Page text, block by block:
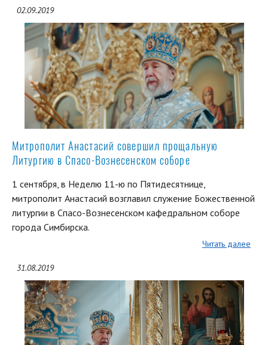
02.09.2019
Митрополит Анастасий совершил прощальную
Литургию в Спасо-Вознесенском соборе
1 сентября, в Неделю 11-ю по Пятидесятнице,
митрополит Анастасий возглавил служение Божественной
литургии в Спасо-Вознесенском кафедральном соборе
города Симбирска.
Читать далее
31.08.2019